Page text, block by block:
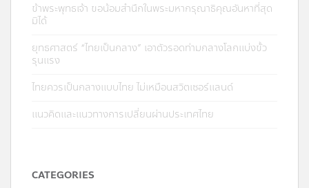
ข้าพระพุทธเจ้า ขอน้อมสำนึกในพระมหากรุณาธิคุณอันหาที่สุด
มิได้
ยุทธศาสตร์ “ไทยเป็นกลาง” เอาตัวรอดท่ามกลางโลกแบ่งขั้ว
รุนแรง
ไทยควรเป็นกลางแบบไทย ไม่เหมือนสวิตเซอร์แลนด์
แนวคิดและแนวทางการเปลี่ยนผ่านประเทศไทย
CATEGORIES